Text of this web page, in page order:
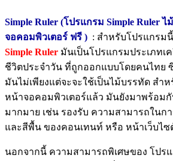
Simple Ruler (โปรแกรม Simple Ruler
จอคอมพิวเตอร์ ฟรี ) : สำหรับโปรแกรม
Simple Ruler มันเป็นโปรแกรมประเภทเ
ชีวิตประจำวัน ที่ถูกออกแบบโดยคนไทย
มันไม่เพียงแต่จะจะใช้เป็นไม้บรรทัด สำ
หน้าจอคอมพิวเตอร์แล้ว มันยังมาพร้อม
มากมาย เช่น รองรับ ความสามารถในก
และสีพื้น ของคอนเทนท์ หรือ หน้าเว็บไ
นอกจากนี้ ความสามารถพิเศษของ โปรแ